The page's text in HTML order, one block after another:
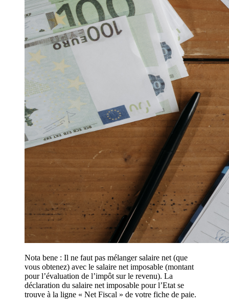
Nota bene : Il ne faut pas mélanger salaire net (que
vous obtenez) avec le salaire net imposable (montant
pour l’évaluation de l’impôt sur le revenu). La
déclaration du salaire net imposable pour l’Etat se
trouve à la ligne « Net Fiscal » de votre fiche de paie.